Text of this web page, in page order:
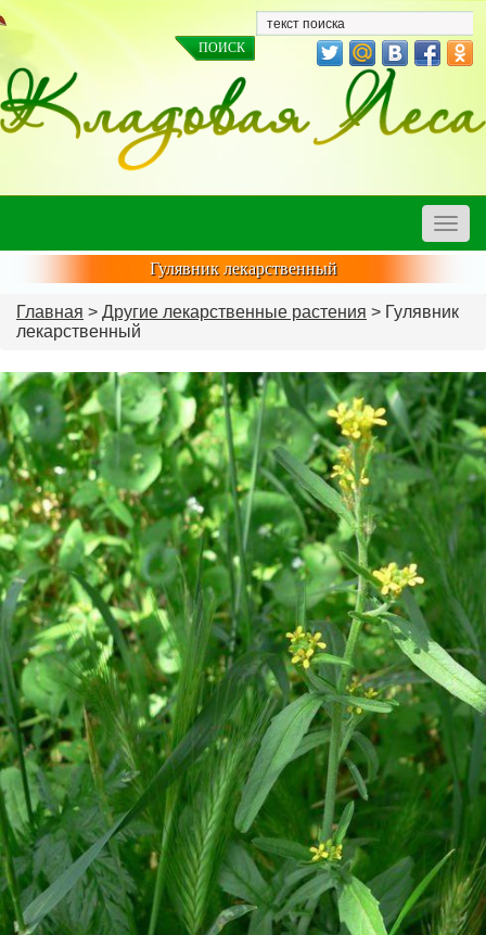
Toggle
Гулявник лекарственный
Главная > Другие лекарственные растения > Гулявник
лекарственный